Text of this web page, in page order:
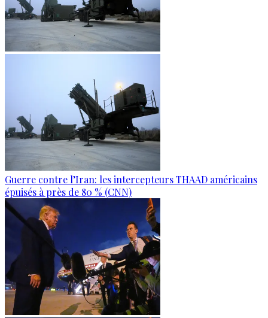
Guerre contre l’Iran: les intercepteurs THAAD américains
épuisés à près de 80 % (CNN)